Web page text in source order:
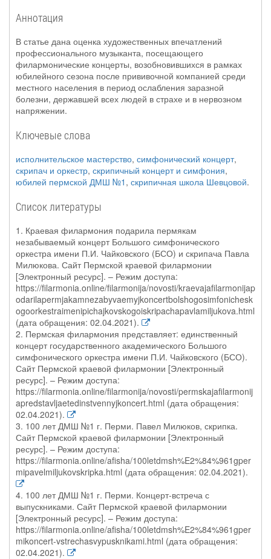
Аннотация
В статье дана оценка художественных впечатлений
профессионального музыканта, посещающего
филармонические концерты, возобновившихся в рамках
юбилейного сезона после прививочной компанией среди
местного населения в период ослабления заразной
болезни, державшей всех людей в страхе и в нервозном
напряжении.
Ключевые слова
исполнительское мастерство, симфонический концерт,
скрипач и оркестр, скрипичный концерт и симфония,
юбилей пермской ДМШ №1 , скрипичная школа Шевцовой.
Список литературы
1. Краевая филармония подарила пермякам
незабываемый концерт Большого симфонического
оркестра имени П.И. Чайковского (БСО) и скрипача Павла
Милюкова. Сайт Пермской краевой филармонии
[Электронный ресурс]. – Режим доступа:
https://filarmonia.online/filarmonija/novosti/kraevajafilarmonijap
odarilapermjakamnezabyvaemyjkoncertbolshogosimfonichesk
ogoorkestraimenipichajkovskogoiskripachapavlamiljukova.html
(дата обращения: 02.04.2021).
2. Пермская филармония представляет: единственный
концерт государственного академического Большого
симфонического оркестра имени П.И. Чайковского (БСО).
Сайт Пермской краевой филармонии [Электронный
ресурс]. – Режим доступа:
https://filarmonia.online/filarmonija/novosti/permskajafilarmonij
apredstavljaetedinstvennyjkoncert.html (дата обращения:
02.04.2021).
3. 100 лет ДМШ №1 г. Перми. Павел Милюков, скрипка.
Сайт Пермской краевой филармонии [Электронный
ресурс]. – Режим доступа:
https://filarmonia.online/afisha/100letdmsh%E2%84%961gper
mipavelmiljukovskripka.html (дата обращения: 02.04.2021).
4. 100 лет ДМШ №1 г. Перми. Концерт-встреча с
выпускниками. Сайт Пермской краевой филармонии
[Электронный ресурс]. – Режим доступа:
https://filarmonia.online/afisha/100letdmsh%E2%84%961gper
mikoncert-vstrechasvypusknikami.html (дата обращения:
02.04.2021).